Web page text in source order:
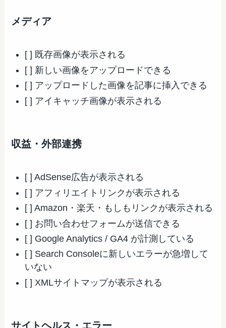
メディア
[ ] 既存画像が表示される
[ ] 新しい画像をアップロードできる
[ ] アップロードした画像を記事に挿入できる
[ ] アイキャッチ画像が表示される
収益・外部連携
[ ] AdSense広告が表示される
[ ] アフィリエイトリンクが表示される
[ ] Amazon・楽天・もしもリンクが表示される
[ ] お問い合わせフォームが送信できる
[ ] Google Analytics / GA4 が計測している
[ ] Search Consoleに新しいエラーが急増して
いない
[ ] XMLサイトマップが表示される
サイトヘルス・エラー